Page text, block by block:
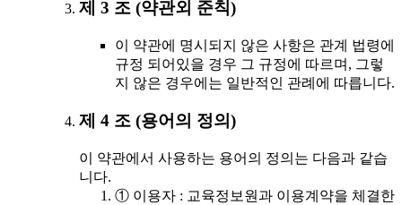
제 3 조 (약관외 준칙)
이 약관에 명시되지 않은 사항은 관계 법령에
규정 되어있을 경우 그 규정에 따르며, 그렇
지 않은 경우에는 일반적인 관례에 따릅니다.
제 4 조 (용어의 정의)
이 약관에서 사용하는 용어의 정의는 다음과 같습
니다.
① 이용자 : 교육정보원과 이용계약을 체결한